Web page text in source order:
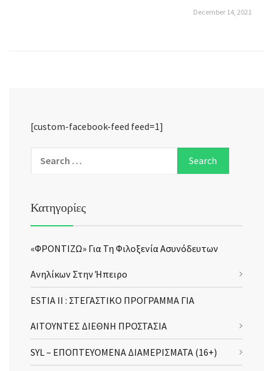
December 14, 2021
[custom-facebook-feed feed=1]
Κατηγορίες
«ΦΡΟΝΤΙΖΩ» Για Τη Φιλοξενία Ασυνόδευτων
Ανηλίκων Στην Ήπειρο
ESTIA II : ΣΤΕΓΑΣΤΙΚΟ ΠΡΟΓΡΑΜΜΑ ΓΙΑ
ΑΙΤΟΥΝΤΕΣ ΔΙΕΘΝΗ ΠΡΟΣΤΑΣΙΑ
SYL – ΕΠΟΠΤΕΥΟΜΕΝΑ ΔΙΑΜΕΡΙΣΜΑΤΑ (16+)